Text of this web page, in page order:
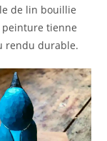
de lin bouillie
peinture tienne
rendu durable.